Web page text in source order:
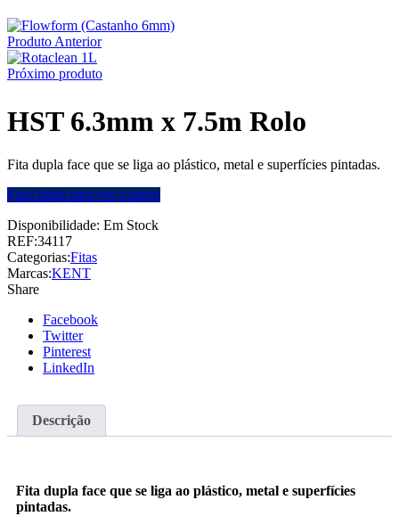
Produto Anterior
Próximo produto
HST 6.3mm x 7.5m Rolo
Fita dupla face que se liga ao plástico, metal e superfícies pintadas.
Faça login para ver o preço
Disponibilidade: Em Stock
REF:34117
Categorias:Fitas
Marcas:KENT
Share
Facebook
Twitter
Pinterest
LinkedIn
Descrição
Fita dupla face que se liga ao plástico, metal e superfícies
pintadas.